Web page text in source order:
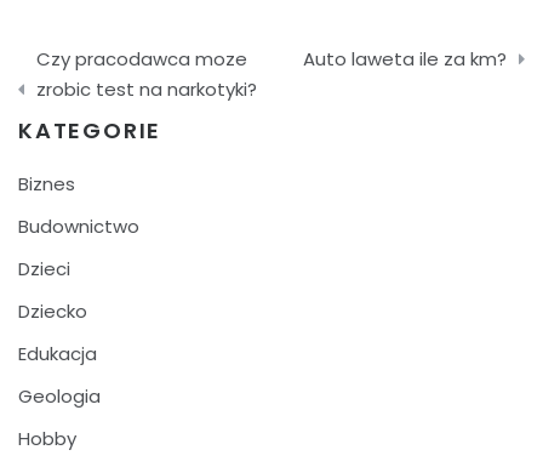
Nawigacja
wpisu
Czy pracodawca moze
zrobic test na narkotyki?
Auto laweta ile za km?
KATEGORIE
Biznes
Budownictwo
Dzieci
Dziecko
Edukacja
Geologia
Hobby